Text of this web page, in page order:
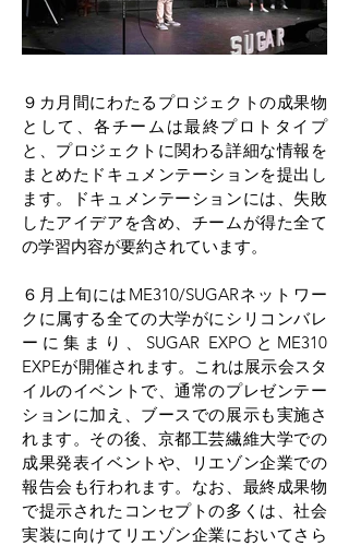
９カ月間にわたるプロジェクトの成果物
として、各チームは最終プロトタイプ
と、プロジェクトに関わる詳細な情報を
まとめたドキュメンテーションを提出し
ます。ドキュメンテーションには、失敗
したアイデアを含め、チームが得た全て
の学習内容が要約されています。
６月上旬には ME310/SUGARネットワー
クに属する全ての大学がにシリコンバレ
ーに集まり、SUGAR EXPOとME310
EXPEが開催されます。これは展示会スタ
イルのイベントで、通常のプレゼンテー
ションに加え、ブースでの展示も実施さ
れます。その後、京都工芸繊維大学での
成果発表イベントや、リエゾン企業での
報告会も行われます。なお、 最終成果物
で提示されたコンセプトの多くは、社会
実装に向けてリエゾン企業においてさら